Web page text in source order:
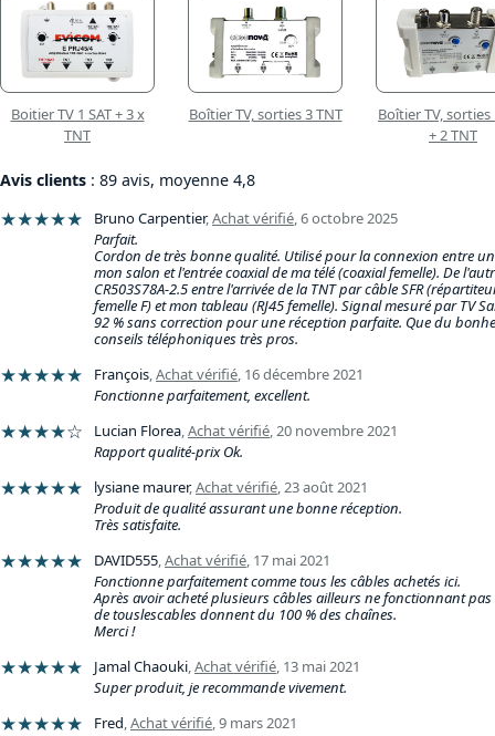
Boitier TV 1 SAT + 3 x
TNT
Boîtier TV, sorties 3 TNT
Boîtier TV, sorties
+ 2 TNT
Avis clients : 89 avis, moyenne 4,8
★★★★★ Bruno Carpentier,Achat vérifié,6 octobre 2025
Parfait.
Cordon de très bonne qualité. Utilisé pour la connexion entre
mon salon et l'entrée coaxial de ma télé (coaxial femelle). De
CR503S78A-2.5 entre l'arrivée de la TNT par câble SFR
femelle F) et mon tableau (RJ45 femelle). Signal mesuré par TV
92 % sans correction pour une réception parfaite. Que du
conseils téléphoniques très pros.
★★★★★ François,Achat vérifié, 16 décembre 2021
Fonctionne parfaitement, excellent.
★★★★☆ Lucian Florea,Achat vérifié,20 novembre 2021
Rapport qualité-prix Ok.
★★★★★ lysiane maurer,Achat vérifié,23 août 2021
Produit de qualité assurant une bonne réception.
Très satisfaite.
★★★★★ DAVID555,Achat vérifié, 17 mai 2021
Fonctionne parfaitement comme tous les câbles achetés ici.
Après avoir acheté plusieurs câbles ailleurs ne fonctionnant
de touslescables donnent du 100 % des chaînes.
Merci !
★★★★★ Jamal Chaouki,Achat vérifié, 13 mai 2021
Super produit, je recommande vivement.
★★★★★ Fred,Achat vérifié,9 mars 2021